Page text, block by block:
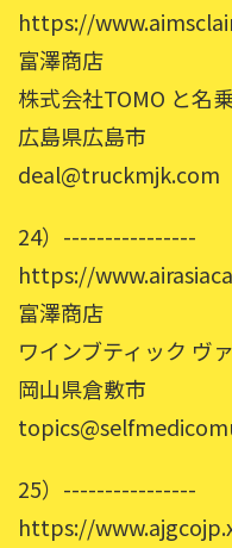
https://
富澤商店
株式会社TOMO と名
広島県広島市
deal@truckmjk.com
24）----------------
https://
富澤商店
ワインブティック ヴ
岡山県倉敷市
25）----------------
https://